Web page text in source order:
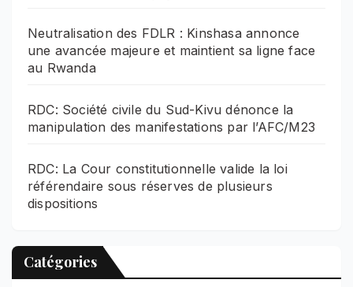
Neutralisation des FDLR : Kinshasa annonce
une avancée majeure et maintient sa ligne face
au Rwanda
RDC: Société civile du Sud-Kivu dénonce la
manipulation des manifestations par l’AFC/M23
RDC: La Cour constitutionnelle valide la loi
référendaire sous réserves de plusieurs
dispositions
Catégories